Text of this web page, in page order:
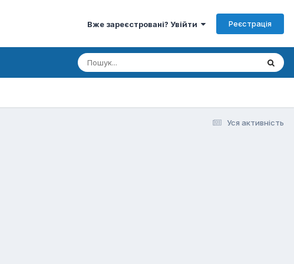
Вже зареєстровані? Увійти Реєстрація
Уся активність